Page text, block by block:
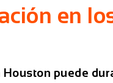
en
puede